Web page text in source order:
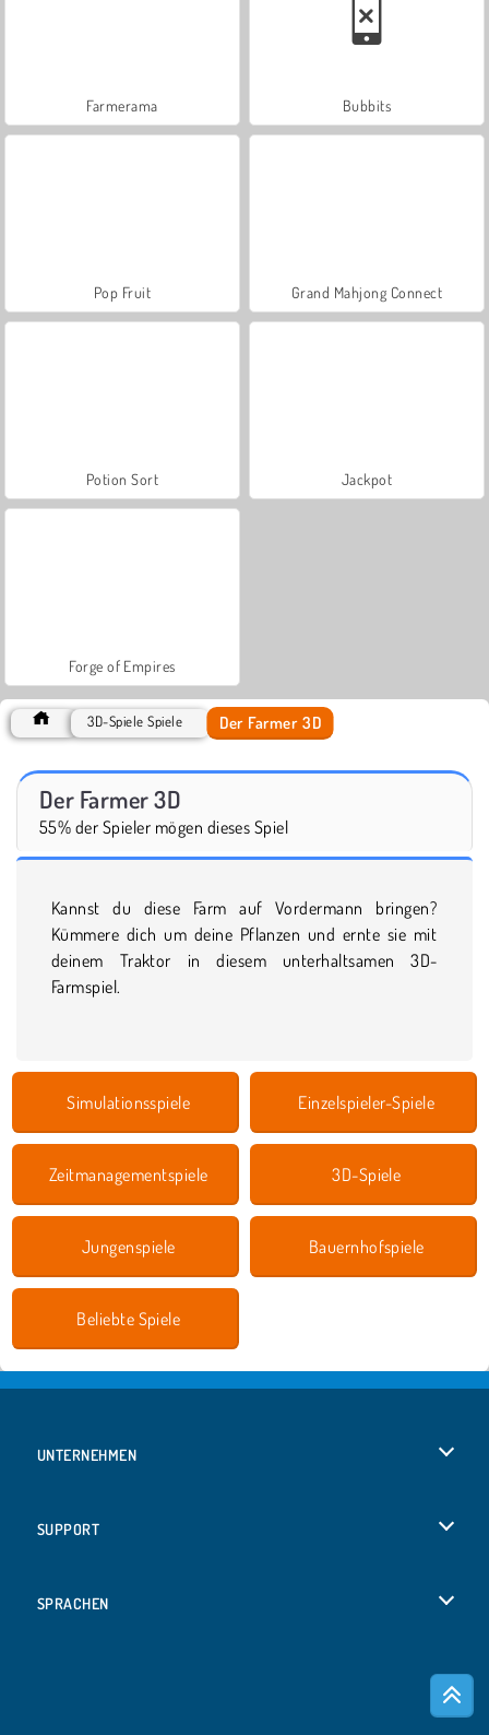
Farmerama Bubbits
Pop Fruit Grand Mahjong Connect
Potion Sort Jackpot
Forge of Empires
3D-Spiele Spiele Der Farmer 3D
Der Farmer 3D
55% der Spieler mögen dieses Spiel
Kannst du diese Farm auf Vordermann bringen?
Kümmere dich um deine Pflanzen und ernte sie mit
deinem Traktor in diesem unterhaltsamen 3D-
Farmspiel.
Simulationsspiele Einzelspieler-Spiele
Zeitmanagementspiele 3D-Spiele
Jungenspiele Bauernhofspiele
Beliebte Spiele
UNTERNEHMEN
SUPPORT
SPRACHEN